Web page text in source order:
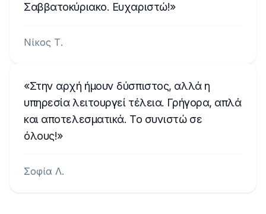
Σαββατοκύριακο. Ευχαριστώ!
Νίκος Τ.
Στην αρχή ήμουν δύσπιστος, αλλά η
υπηρεσία λειτουργεί τέλεια. Γρήγορα, απλά
και αποτελεσματικά. Το συνιστώ σε
όλους!
Σοφία Λ.